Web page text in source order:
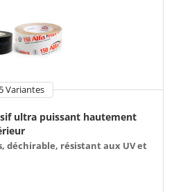
Variantes
ultra puissant hautement
déchirable, résistant aux UV et